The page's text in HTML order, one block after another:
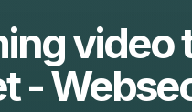
video
-